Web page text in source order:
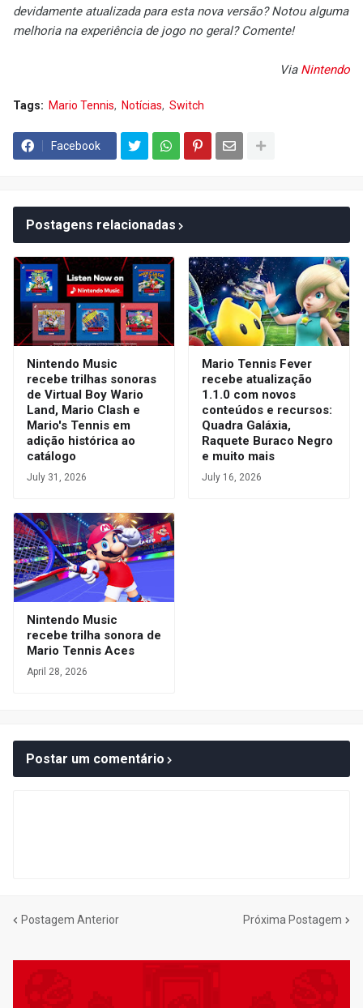
devidamente atualizada para esta nova versão? Notou alguma
melhoria na experiência de jogo no geral? Comente!
Via Nintendo
Tags: Mario Tennis Notícias Switch
Facebook
Postagens relacionadas
Nintendo Music
recebe trilhas sonoras
de Virtual Boy Wario
Land, Mario Clash e
Mario's Tennis em
adição histórica ao
catálogo
July 31, 2026
Mario Tennis Fever
recebe atualização
1.1.0 com novos
conteúdos e recursos:
Quadra Galáxia,
Raquete Buraco Negro
e muito mais
July 16, 2026
Nintendo Music
recebe trilha sonora de
Mario Tennis Aces
April 28, 2026
Postar um comentário
Postagem Anterior Próxima Postagem